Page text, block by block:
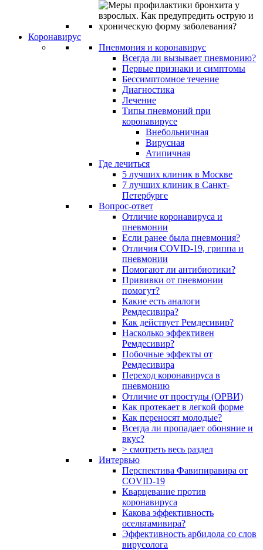
Коронавирус
Пневмония и коронавирус
Всегда ли вызывает пневмонию?
Первые признаки и симптомы
Бессимптомное течение
Диагностика
Лечение
Типы пневмоний при
коронавирусе
Внебольничная
Вирусная
Атипичная
Где лечиться
5 лучших клиник в Москве
7 лучших клиник в Санкт-
Петербурге
Вопрос-ответ
Отличие коронавируса и
пневмонии
Если ранее была пневмония?
Отличия COVID-19, гриппа и
пневмонии
Помогают ли антибиотики?
Прививки от пневмонии
помогут?
Какие есть аналоги
Ремдесивира?
Как действует Ремдесивир?
Насколько эффективен
Ремдесивир?
Побочные эффекты от
Ремдесивира
Переход коронавируса в
пневмонию
Отличие от простуды (ОРВИ)
Как протекает в легкой форме
Как переносят молодые?
Всегда ли пропадает обоняние и
вкус?
> смотреть весь раздел
Интервью
Перспектива Фавипиравира от
COVID-19
Кварцевание против
коронавируса
Какова эффективность
осельтамивира?
Эффективность арбидола со слов
вирусолога